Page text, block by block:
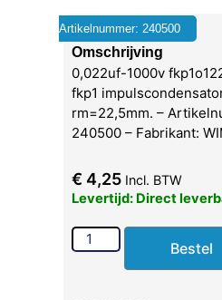
Artikelnummer: 240500
Omschrijving
0,022uf-1000v
fkp1
rm=22,5mm. –
240500 – Fabrikant:
€ 4,25 Incl. BTW
Levertijd: Direct
Bestel